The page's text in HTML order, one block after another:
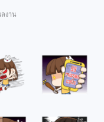
งาน